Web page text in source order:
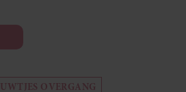
OVERGANG